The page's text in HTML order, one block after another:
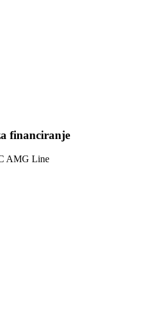
financiranje
AMG Line